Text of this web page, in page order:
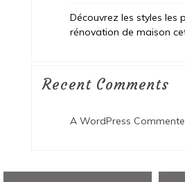
Découvrez les styles les
rénovation de maison
Recent Comments
A WordPress